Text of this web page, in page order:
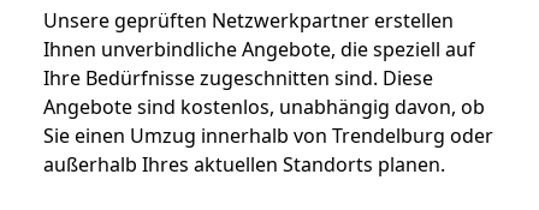
Unsere geprüften Netzwerkpartner erstellen
Ihnen unverbindliche Angebote, die speziell auf
Ihre Bedürfnisse zugeschnitten sind. Diese
Angebote sind kostenlos, unabhängig davon, ob
Sie einen Umzug innerhalb von Trendelburg oder
außerhalb Ihres aktuellen Standorts planen.